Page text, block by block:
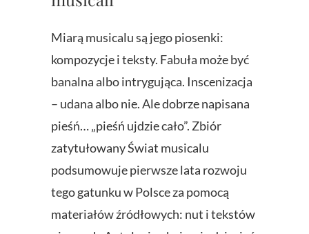
Miarą musicalu są jego piosenki:
kompozycje i teksty. Fabuła może być
banalna albo intrygująca. Inscenizacja
– udana albo nie. Ale dobrze napisana
pieśń… „pieśń ujdzie cało”. Zbiór
zatytułowany Świat musicalu
podsumowuje pierwsze lata rozwoju
tego gatunku w Polsce za pomocą
materiałów źródłowych: nut i tekstów